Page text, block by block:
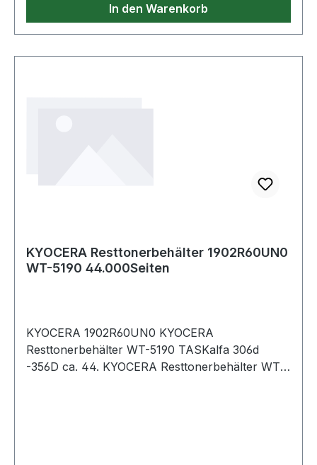
In den Warenkorb
KYOCERA Resttonerbehälter 1902R60UN0
WT-5190 44.000Seiten
KYOCERA 1902R60UN0 KYOCERA
Resttonerbehälter WT-5190 TASKalfa 306d
-356D ca. 44. KYOCERA Resttonerbehälter WT-